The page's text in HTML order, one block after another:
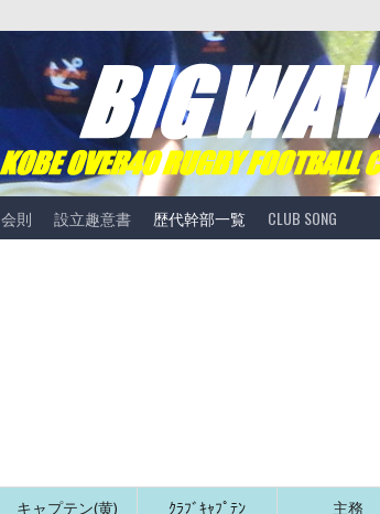
会則 設立趣意書 歴代幹部一覧 CLUB SONG
キャプテン(黄) ｸﾗﾌﾞｷｬﾌﾟﾃﾝ 主務